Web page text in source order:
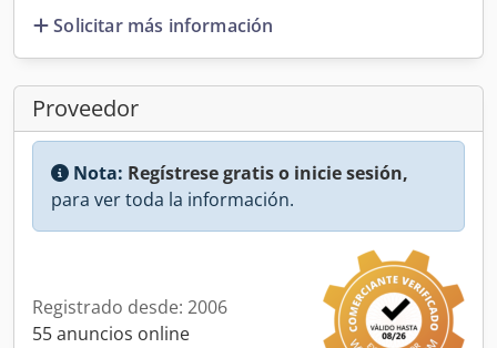
Solicitar más información
Proveedor
Nota: Regístrese gratis o inicie sesión,
para ver toda la información.
Registrado desde: 2006
55 anuncios online